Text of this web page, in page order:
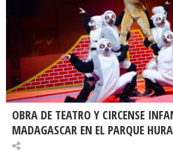
OBRA DE TEATRO Y CIRCENSE
MADAGASCAR EN EL PARQUE